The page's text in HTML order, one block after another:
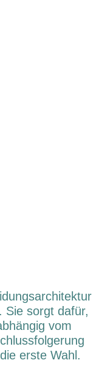
Sie sorgt dafür,
vom
erste Wahl.